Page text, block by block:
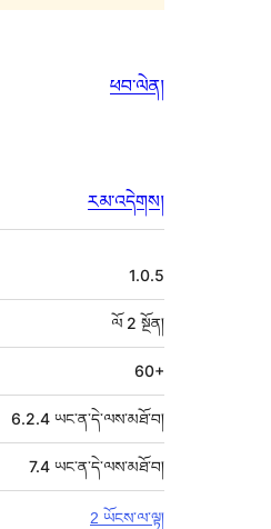
ཕབ་ལེན།
རམ་འདེགས།
1.0.5
ལོ 2 སྔོན།
60+
6.2.4 ཡང་ན་དེ་ལས་མཐོ་བ།
7.4 ཡང་ན་དེ་ལས་མཐོ་བ།
2 ཡོངས་ལ་ལྟ།